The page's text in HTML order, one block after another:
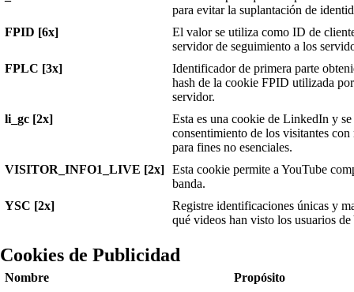
para evitar la suplantación de
FPID [6x]
El valor se utiliza como ID de
servidor de seguimiento a los
FPLC [3x]
Identificador de primera parte
hash de la cookie FPID utilizada
servidor.
li_gc [2x]
Esta es una cookie de LinkedIn y
consentimiento de los visitantes
para fines no esenciales.
VISITOR_INFO1_LIVE [2x] Esta cookie permite a YouTube
banda.
YSC [2x]
Registre identificaciones únicas y
qué videos han visto los usuarios
Cookies de Publicidad
Nombre
Propósito